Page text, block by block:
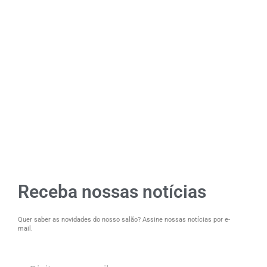
Receba nossas notícias
Quer saber as novidades do nosso salão? Assine nossas notícias por e-
mail.